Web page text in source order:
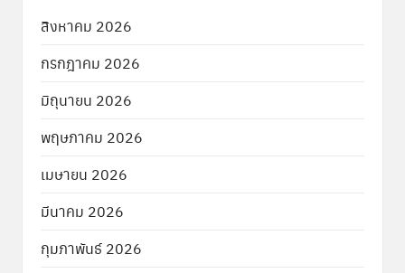
สิงหาคม 2026
กรกฎาคม 2026
มิถุนายน 2026
พฤษภาคม 2026
เมษายน 2026
มีนาคม 2026
กุมภาพันธ์ 2026